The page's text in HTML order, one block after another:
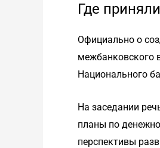
Где
Официально о
межбанковского
Национального
На заседании
планы по
перспективы